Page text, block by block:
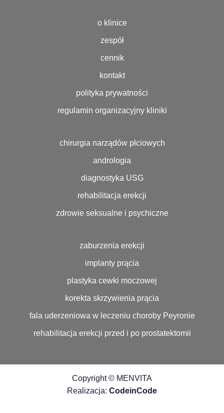
o klinice
zespół
cennik
kontakt
polityka prywatności
regulamin organizacyjny kliniki
chirurgia narządów płciowych
andrologia
diagnostyka USG
rehabilitacja erekcji
zdrowie seksualne i psychiczne
zaburzenia erekcji
implanty prącia
plastyka cewki moczowej
korekta skrzywienia prącia
fala uderzeniowa w leczeniu choroby Peyronie
rehabilitacja erekcji przed i po prostatektomii
Copyright © MENVITA
Realizacja: CodeinCode